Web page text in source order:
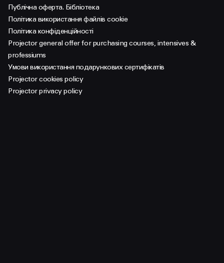
Публічна оферта. Бібліотека
Політика використання файлів cookie
Політика конфіденційності
Projector general offer for purchasing courses, intensives &
professiums
Умови використання подарункових сертифікатів
Projector cookies policy
Projector privacy policy